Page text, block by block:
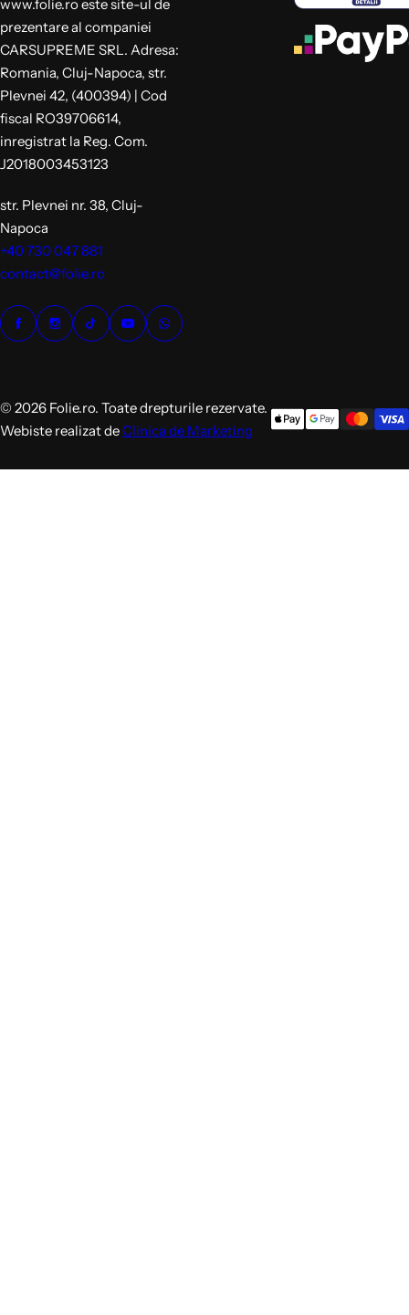
www.folie.ro este site-ul de
prezentare al companiei
CARSUPREME SRL. Adresa:
Romania, Cluj-Napoca, str.
Plevnei 42, (400394) | Cod
fiscal RO39706614,
inregistrat la Reg. Com.
J2018003453123
str. Plevnei nr. 38, Cluj-
Napoca
+40 730 047 881
contact@folie.ro
© 2026 Folie.ro. Toate drepturile rezervate.
Webiste realizat deClinica de Marketing